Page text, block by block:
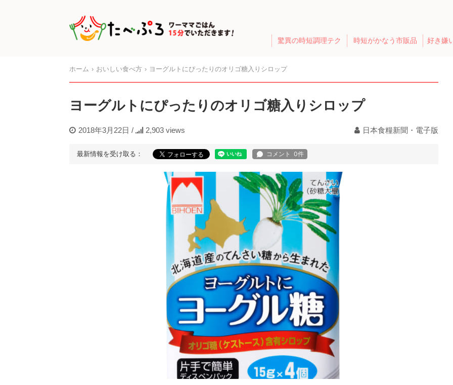
驚異の時短調理テク 時短がかなう市販品 好き嫌
ホーム おいしい食べ方 ヨーグルトにぴったりのオリゴ糖入りシロップ
ヨーグルトにぴったりのオリゴ糖入りシロップ
2018年3月22日 / 2,903 views 日本食糧新聞・電子版
最新情報を受け取る：